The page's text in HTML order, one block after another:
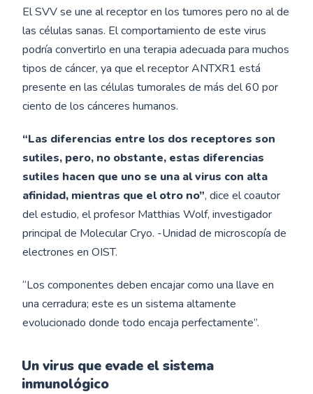
El SVV se une al receptor en los tumores pero no al de
las células sanas. El comportamiento de este virus
podría convertirlo en una terapia adecuada para muchos
tipos de cáncer, ya que el receptor ANTXR1 está
presente en las células tumorales de más del 60 por
ciento de los cánceres humanos.
“Las diferencias entre los dos receptores son
sutiles, pero, no obstante, estas diferencias
sutiles hacen que uno se una al virus con alta
afinidad, mientras que el otro no”, dice el coautor
del estudio, el profesor Matthias Wolf, investigador
principal de Molecular Cryo. -Unidad de microscopía de
electrones en OIST.
“Los componentes deben encajar como una llave en
una cerradura; este es un sistema altamente
evolucionado donde todo encaja perfectamente”.
Un virus que evade el sistema
inmunológico